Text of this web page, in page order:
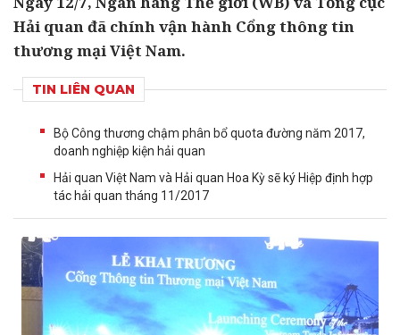
Hải quan đã chính vận hành Cổng thông tin
thương mại Việt Nam.
TIN LIÊN QUAN
Bộ Công thương chậm phân bổ quota đường năm 2017,
doanh nghiệp kiện hải quan
Hải quan Việt Nam và Hải quan Hoa Kỳ sẽ ký Hiệp định hợp
tác hải quan tháng 11/2017